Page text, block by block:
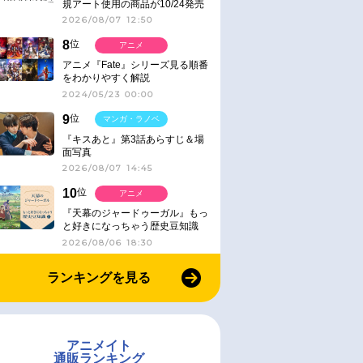
規アート使用の商品が10/24発売
2026/08/07 12:50
8位
アニメ『Fate』シリーズ見る順番
をわかりやすく解説
2024/05/23 00:00
アニメ
9位
『キスあと』第3話あらすじ＆場
面写真
2026/08/07 14:45
マンガ・ラノベ
10位
『天幕のジャードゥーガル』もっ
と好きになっちゃう歴史豆知識
2026/08/06 18:30
アニメ
ランキングを見る
アニメイト
通販ランキング